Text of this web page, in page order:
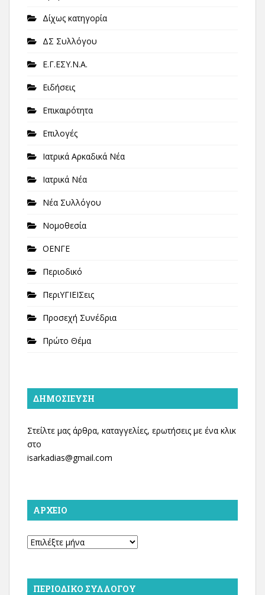
Δίχως κατηγορία
ΔΣ Συλλόγου
Ε.Γ.ΕΣΥ.Ν.Α.
Ειδήσεις
Επικαιρότητα
Επιλογές
Ιατρικά Αρκαδικά Νέα
Ιατρικά Νέα
Νέα Συλλόγου
Νομοθεσία
ΟΕΝΓΕ
Περιοδικό
ΠεριΥΓΙΕΙΣεις
Προσεχή Συνέδρια
Πρώτο Θέμα
ΔΗΜΟΣΊΕΥΣΗ
Στείλτε μας άρθρα, καταγγελίες, ερωτήσεις με ένα κλικ
στο
isarkadias@gmail.com
ΑΡΧΕΊΟ
Αρχείο
ΠΕΡΙΟΔΙΚΌ ΣΥΛΛΌΓΟΥ